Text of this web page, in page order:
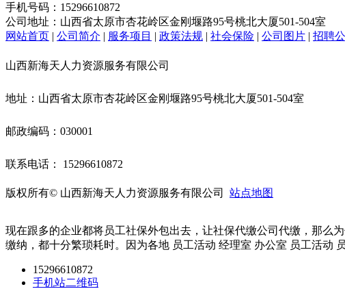
手机号码：15296610872
公司地址：山西省太原市杏花岭区金刚堰路95号桃北大厦501-504室
网站首页 | 公司简介 | 服务项目 | 政策法规 | 社会保险 | 公司图片 | 招聘
山西新海天人力资源服务有限公司
地址：山西省太原市杏花岭区金刚堰路95号桃北大厦501-504室
邮政编码：030001
联系电话： 15296610872
版权所有© 山西新海天人力资源服务有限公司 站点地图
现在跟多的企业都将员工社保外包出去，让社保代缴公司代缴，那
缴纳，都十分繁琐耗时。因为各地 员工活动 经理室 办公室 员工活动
15296610872
手机站二维码